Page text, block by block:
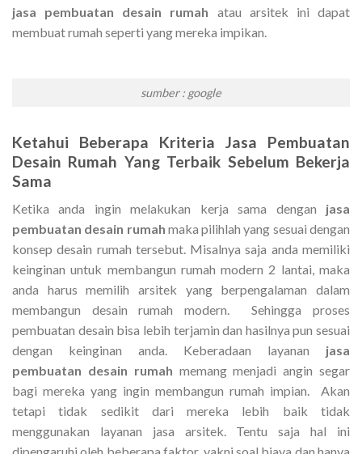
jasa pembuatan desain rumah atau arsitek ini dapat
membuat rumah seperti yang mereka impikan.
sumber : google
Ketahui Beberapa Kriteria Jasa Pembuatan
Desain Rumah Yang Terbaik Sebelum Bekerja
Sama
Ketika anda ingin melakukan kerja sama dengan jasa
pembuatan desain rumah maka pilihlah yang sesuai dengan
konsep desain rumah tersebut. Misalnya saja anda memiliki
keinginan untuk membangun rumah modern 2 lantai, maka
anda harus memilih arsitek yang berpengalaman dalam
membangun desain rumah modern. Sehingga proses
pembuatan desain bisa lebih terjamin dan hasilnya pun sesuai
dengan keinginan anda. Keberadaan layanan jasa
pembuatan desain rumah memang menjadi angin segar
bagi mereka yang ingin membangun rumah impian. Akan
tetapi tidak sedikit dari mereka lebih baik tidak
menggunakan layanan jasa arsitek. Tentu saja hal ini